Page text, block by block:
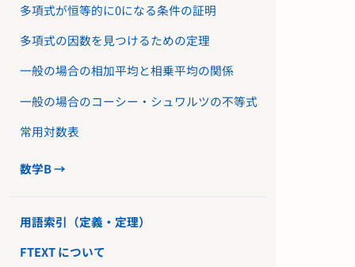
多項式が恒等的に0になる条件の証明
多項式の因数を見つけるための定理
一般の場合の相加平均と相乗平均の関係
一般の場合のコーシー・シュワルツの不等式
常用対数表
数学B →
用語索引（定義・定理）
FTEXT について